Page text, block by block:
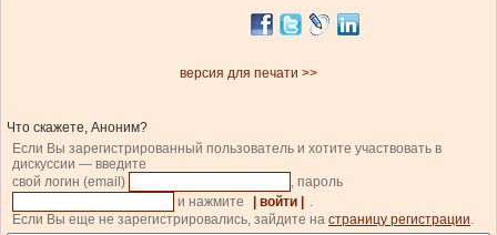
версия для печати >>
Что скажете, Аноним?
Если Вы зарегистрированный пользователь и хотите участвовать в
дискуссии — введите
свой логин (email)
, пароль
и нажмите
| войти |
.
Если Вы еще не зарегистрировались, зайдите на страницу регистрации.